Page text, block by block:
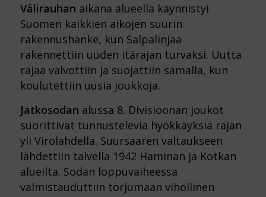
Välirauhan aikana alueella käynnistyi
Suomen kaikkien aikojen suurin
rakennushanke, kun Salpalinjaa
rakennettiin uuden itärajan turvaksi. Uutta
rajaa valvottiin ja suojattiin samalla, kun
koulutettiin uusia joukkoja.
Jatkosodan alussa 8. Divisioonan joukot
suorittivat tunnustelevia hyökkäyksiä rajan
yli Virolahdella. Suursaaren valtaukseen
lähdettiin talvella 1942 Haminan ja Kotkan
alueilta. Sodan loppuvaiheessa
valmistauduttiin torjumaan vihollinen